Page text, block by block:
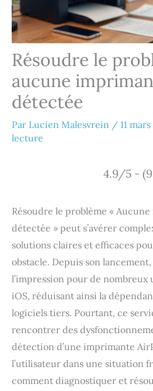
Résoudre le
aucune
détectée
Par Lucien Malesvrein / 11
lecture
4.9/5 -
Résoudre le problème «
détectée » peut s’avérer
solutions claires et efficaces
obstacle. Depuis son
l’impression pour de nombreux
iOS, réduisant ainsi la
logiciels tiers. Pourtant, ce
rencontrer des
détection d’une imprimante
l’utilisateur dans une situation
comment diagnostiquer et